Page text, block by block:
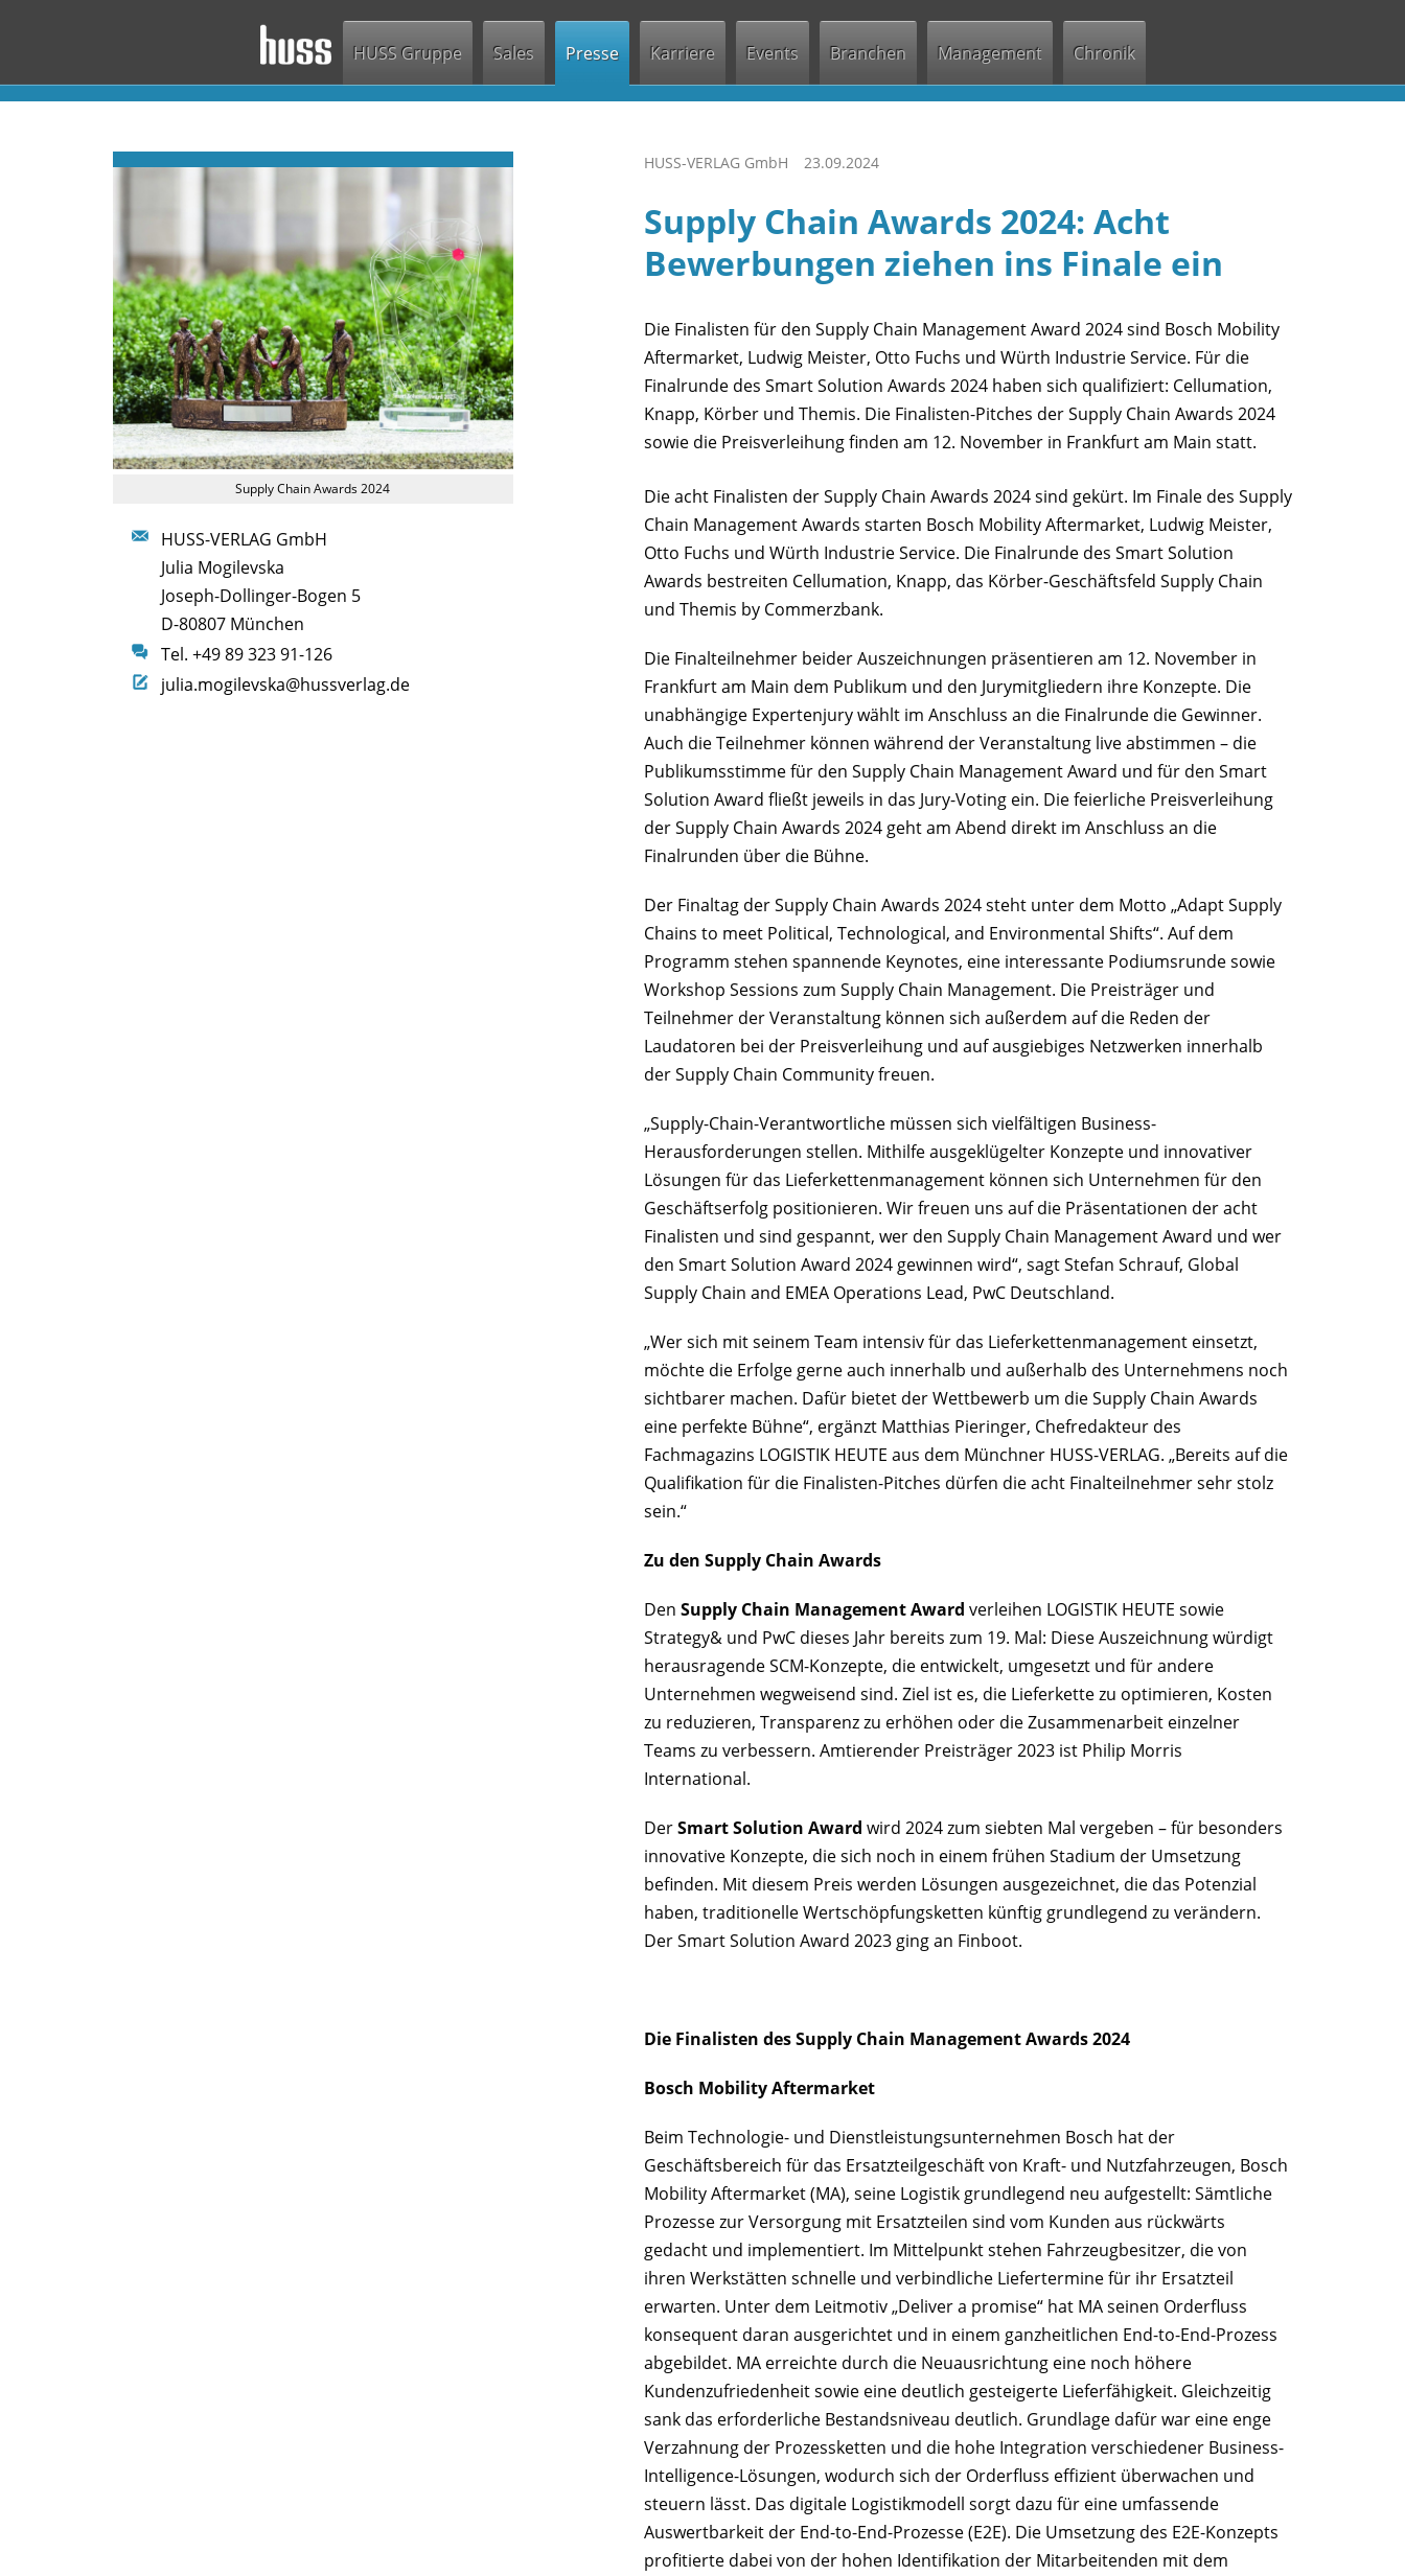
HUSS Gruppe
Sales Presse Karriere Events Branchen Management Chronik
Supply Chain Awards 2024
HUSS-VERLAG GmbH
Julia Mogilevska
Joseph-Dollinger-Bogen 5
D-80807 München
Tel. +49 89 323 91-126
julia.mogilevska@hussverlag.de
HUSS-VERLAG GmbH 23.09.2024
Supply Chain Awards 2024: Acht
Bewerbungen ziehen ins Finale ein
Die Finalisten für den Supply Chain Management Award 2024 sind Bosch Mobility
Aftermarket, Ludwig Meister, Otto Fuchs und Würth Industrie Service. Für die
Finalrunde des Smart Solution Awards 2024 haben sich qualifiziert: Cellumation,
Knapp, Körber und Themis. Die Finalisten-Pitches der Supply Chain Awards 2024
sowie die Preisverleihung finden am 12. November in Frankfurt am Main statt.
Die acht Finalisten der Supply Chain Awards 2024 sind gekürt. Im Finale des Supply
Chain Management Awards starten Bosch Mobility Aftermarket, Ludwig Meister,
Otto Fuchs und Würth Industrie Service. Die Finalrunde des Smart Solution
Awards bestreiten Cellumation, Knapp, das Körber-Geschäftsfeld Supply Chain
und Themis by Commerzbank.
Die Finalteilnehmer beider Auszeichnungen präsentieren am 12. November in
Frankfurt am Main dem Publikum und den Jurymitgliedern ihre Konzepte. Die
unabhängige Expertenjury wählt im Anschluss an die Finalrunde die Gewinner.
Auch die Teilnehmer können während der Veranstaltung live abstimmen – die
Publikumsstimme für den Supply Chain Management Award und für den Smart
Solution Award fließt jeweils in das Jury-Voting ein. Die feierliche Preisverleihung
der Supply Chain Awards 2024 geht am Abend direkt im Anschluss an die
Finalrunden über die Bühne.
Der Finaltag der Supply Chain Awards 2024 steht unter dem Motto „Adapt Supply
Chains to meet Political, Technological, and Environmental Shifts“. Auf dem
Programm stehen spannende Keynotes, eine interessante Podiumsrunde sowie
Workshop Sessions zum Supply Chain Management. Die Preisträger und
Teilnehmer der Veranstaltung können sich außerdem auf die Reden der
Laudatoren bei der Preisverleihung und auf ausgiebiges Netzwerken innerhalb
der Supply Chain Community freuen.
„Supply-Chain-Verantwortliche müssen sich vielfältigen Business-
Herausforderungen stellen. Mithilfe ausgeklügelter Konzepte und innovativer
Lösungen für das Lieferkettenmanagement können sich Unternehmen für den
Geschäftserfolg positionieren. Wir freuen uns auf die Präsentationen der acht
Finalisten und sind gespannt, wer den Supply Chain Management Award und wer
den Smart Solution Award 2024 gewinnen wird“, sagt Stefan Schrauf, Global
Supply Chain and EMEA Operations Lead, PwC Deutschland.
„Wer sich mit seinem Team intensiv für das Lieferkettenmanagement einsetzt,
möchte die Erfolge gerne auch innerhalb und außerhalb des Unternehmens noch
sichtbarer machen. Dafür bietet der Wettbewerb um die Supply Chain Awards
eine perfekte Bühne“, ergänzt Matthias Pieringer, Chefredakteur des
Fachmagazins LOGISTIK HEUTE aus dem Münchner HUSS-VERLAG. „Bereits auf die
Qualifikation für die Finalisten-Pitches dürfen die acht Finalteilnehmer sehr stolz
sein.“
Zu den Supply Chain Awards
Den Supply Chain Management Award verleihen LOGISTIK HEUTE sowie
Strategy& und PwC dieses Jahr bereits zum 19. Mal: Diese Auszeichnung würdigt
herausragende SCM-Konzepte, die entwickelt, umgesetzt und für andere
Unternehmen wegweisend sind. Ziel ist es, die Lieferkette zu optimieren, Kosten
zu reduzieren, Transparenz zu erhöhen oder die Zusammenarbeit einzelner
Teams zu verbessern. Amtierender Preisträger 2023 ist Philip Morris
International.
DerSmart Solution Award wird 2024 zum siebten Mal vergeben – für besonders
innovative Konzepte, die sich noch in einem frühen Stadium der Umsetzung
befinden. Mit diesem Preis werden Lösungen ausgezeichnet, die das Potenzial
haben, traditionelle Wertschöpfungsketten künftig grundlegend zu verändern.
Der Smart Solution Award 2023 ging an Finboot.
Die Finalisten des Supply Chain Management Awards 2024
Bosch Mobility Aftermarket
Beim Technologie- und Dienstleistungsunternehmen Bosch hat der
Geschäftsbereich für das Ersatzteilgeschäft von Kraft- und Nutzfahrzeugen, Bosch
Mobility Aftermarket (MA), seine Logistik grundlegend neu aufgestellt: Sämtliche
Prozesse zur Versorgung mit Ersatzteilen sind vom Kunden aus rückwärts
gedacht und implementiert. Im Mittelpunkt stehen Fahrzeugbesitzer, die von
ihren Werkstätten schnelle und verbindliche Liefertermine für ihr Ersatzteil
erwarten. Unter dem Leitmotiv „Deliver a promise“ hat MA seinen Orderfluss
konsequent daran ausgerichtet und in einem ganzheitlichen End-to-End-Prozess
abgebildet. MA erreichte durch die Neuausrichtung eine noch höhere
Kundenzufriedenheit sowie eine deutlich gesteigerte Lieferfähigkeit. Gleichzeitig
sank das erforderliche Bestandsniveau deutlich. Grundlage dafür war eine enge
Verzahnung der Prozessketten und die hohe Integration verschiedener Business-
Intelligence-Lösungen, wodurch sich der Orderfluss effizient überwachen und
steuern lässt. Das digitale Logistikmodell sorgt dazu für eine umfassende
Auswertbarkeit der End-to-End-Prozesse (E2E). Die Umsetzung des E2E-Konzepts
profitierte dabei von der hohen Identifikation der Mitarbeitenden mit dem